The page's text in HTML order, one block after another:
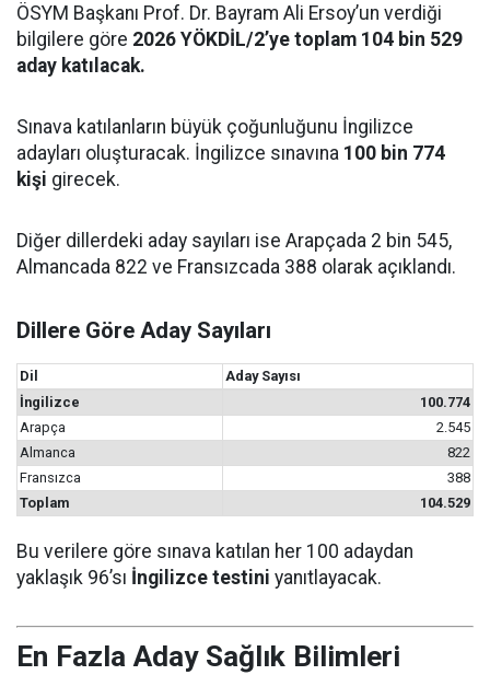
ÖSYM Başkanı Prof. Dr. Bayram Ali Ersoy’un verdiği
bilgilere göre 2026 YÖKDİL/2’ye toplam 104 bin 529
aday katılacak.
Sınava katılanların büyük çoğunluğunu İngilizce
adayları oluşturacak. İngilizce sınavına 100 bin 774
kişi girecek.
Diğer dillerdeki aday sayıları ise Arapçada 2 bin 545,
Almancada 822 ve Fransızcada 388 olarak açıklandı.
Dillere Göre Aday Sayıları
Dil
Aday Sayısı
İngilizce
100.774
Arapça
2.545
Almanca
822
Fransızca
388
Toplam
104.529
Bu verilere göre sınava katılan her 100 adaydan
yaklaşık 96’sı İngilizce testini yanıtlayacak.
En Fazla Aday Sağlık Bilimleri